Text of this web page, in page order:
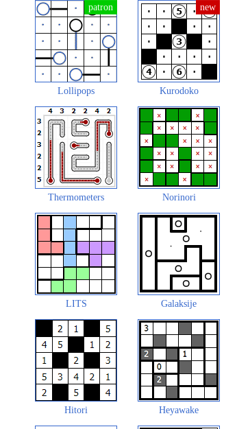
Lollipops Kurodoko
Thermometers Norinori
LITS Galaksije
Hitori Heyawake